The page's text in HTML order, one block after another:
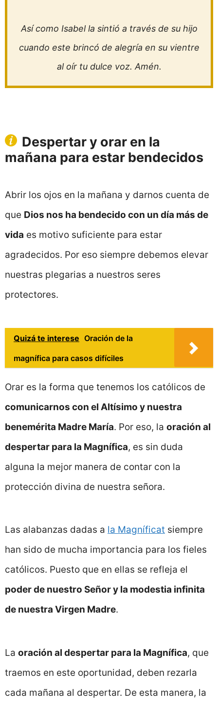
Así como Isabel la sintió a través de su hijo
cuando este brincó de alegría en su vientre
al oír tu dulce voz. Amén.
Despertar y orar en la
mañana para estar bendecidos
Abrir los ojos en la mañana y darnos cuenta de
que Dios nos ha bendecido con un día más de
vida es motivo suficiente para estar
agradecidos. Por eso siempre debemos elevar
nuestras plegarias a nuestros seres
protectores.
Quizá te interese Oración de la
magnífica para casos difíciles
Orar es la forma que tenemos los católicos de
comunicarnos con el Altísimo y nuestra
benemérita Madre María. Por eso, la oración al
despertar para la Magnífica, es sin duda
alguna la mejor manera de contar con la
protección divina de nuestra señora.
Las alabanzas dadas a la Magníficat siempre
han sido de mucha importancia para los fieles
católicos. Puesto que en ellas se refleja el
poder de nuestro Señor y la modestia infinita
de nuestra Virgen Madre.
La oración al despertar para la Magnífica, que
traemos en este oportunidad, deben rezarla
cada mañana al despertar. De esta manera, la